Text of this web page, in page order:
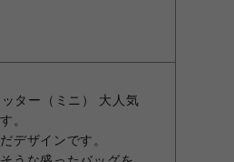
ター（ミニ） 大人気
。
デザインです。